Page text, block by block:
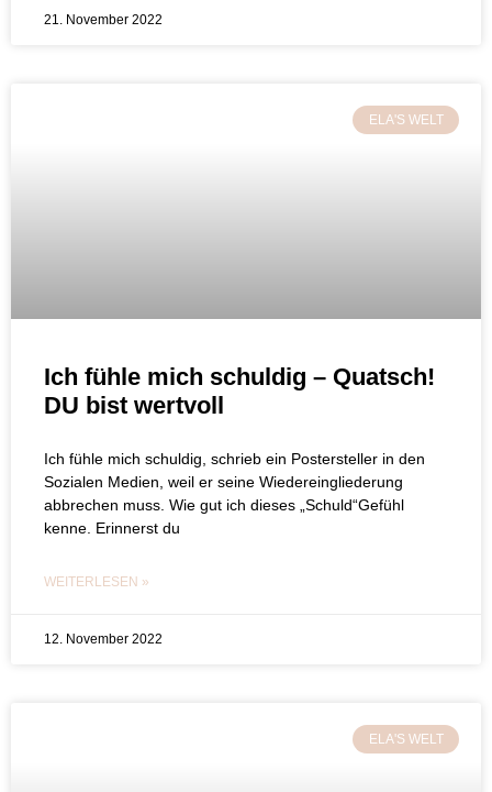
21. November 2022
ELA'S WELT
Ich fühle mich schuldig – Quatsch!
DU bist wertvoll
Ich fühle mich schuldig, schrieb ein Postersteller in den
Sozialen Medien, weil er seine Wiedereingliederung
abbrechen muss. Wie gut ich dieses „Schuld“Gefühl
kenne. Erinnerst du
WEITERLESEN »
12. November 2022
ELA'S WELT